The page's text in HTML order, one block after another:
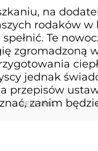
na
rodaków
Te
zgromadzoną
jednak
przepisów
zanim
REKLAMA